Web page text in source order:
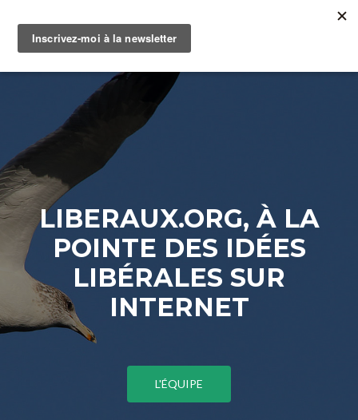
LIBERAUX.ORG, À LA
POINTE DES IDÉES
LIBÉRALES SUR
INTERNET
L'ÉQUIPE